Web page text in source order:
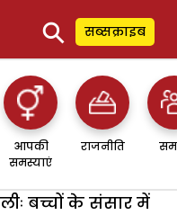
⚲ सब्सक्राइब
आपकी
समस्याएं
राजनीति
बच्चों के संसार में